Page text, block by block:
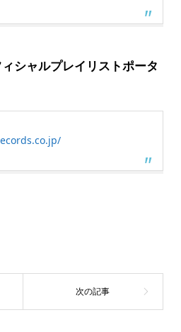
シャルプレイリストポータ